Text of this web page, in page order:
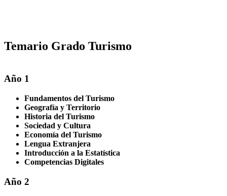
Temario Grado Turismo
Año 1
Fundamentos del Turismo
Geografía y Territorio
Historia del Turismo
Sociedad y Cultura
Economía del Turismo
Lengua Extranjera
Introducción a la Estatística
Competencias Digitales
Año 2